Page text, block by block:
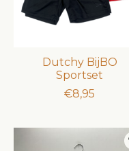
Dutchy BijBO
Sportset
€8,95